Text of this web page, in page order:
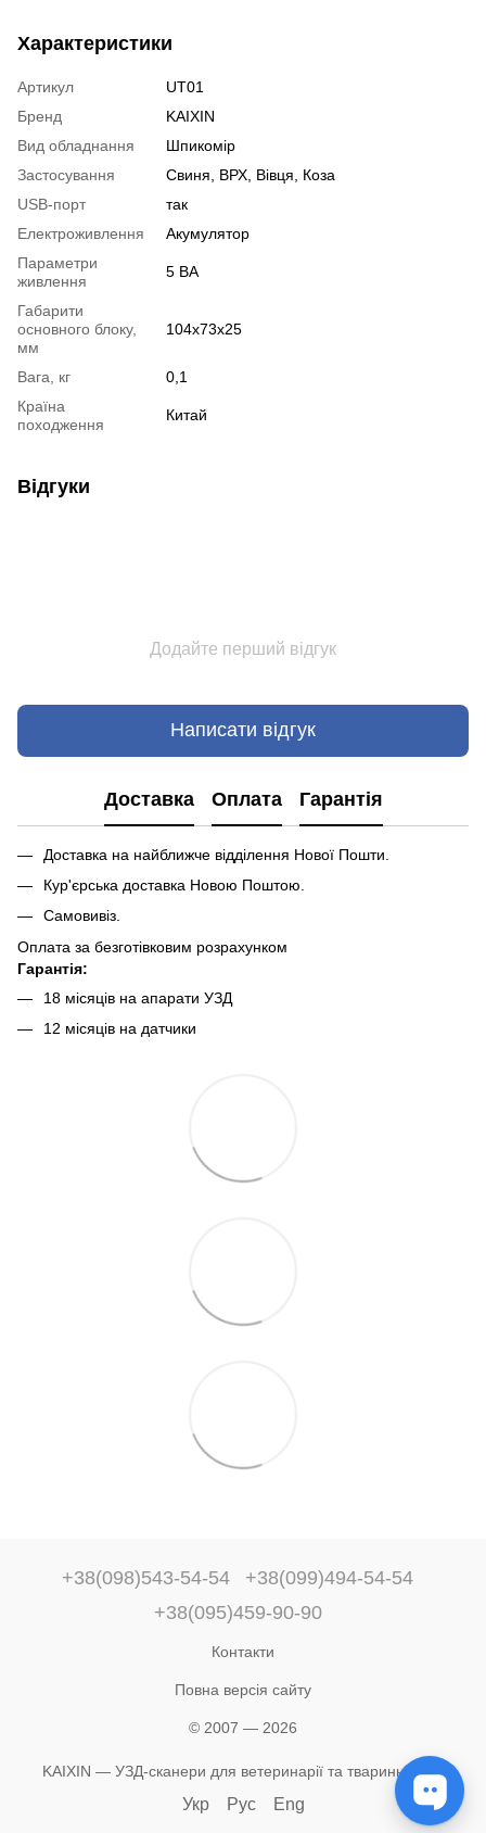
Характеристики
Артикул
UT01
Бренд
KAIXIN
Вид обладнання
Шпикомір
Застосування
Свиня, ВРХ, Вівця, Коза
USB-порт
так
Електроживлення
Акумулятор
Параметри
живлення
5 ВА
Габарити
основного блоку,
мм
104х73х25
Вага, кг
0,1
Країна
походження
Китай
Відгуки
Додайте перший відгук
Написати відгук
Доставка Оплата Гарантія
Доставка на найближче відділення Нової Пошти.
Кур'єрська доставка Новою Поштою.
Самовивіз.
Оплата за безготівковим розрахунком
Гарантія:
18 місяців на апарати УЗД
12 місяців на датчики
+38(098)543-54-54
+38(099)494-54-54
+38(095)459-90-90
Контакти
Повна версія сайту
© 2007 — 2026
KAIXIN — УЗД-сканери для ветеринарії та тваринництва
Укр Рус Eng